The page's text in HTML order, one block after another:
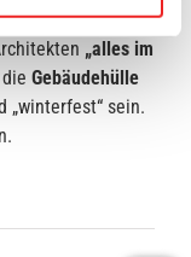
„alles im
Gebäudehülle
„winterfest“ sein.